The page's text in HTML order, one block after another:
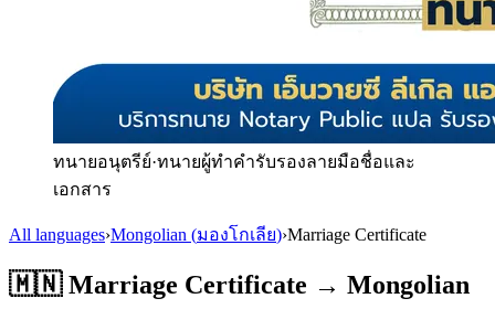
ทนายอนุตรีย์·ทนายผู้ทำคำรับรองลายมือชื่อและ
เอกสาร
All languages›Mongolian (มองโกเลีย)›Marriage Certificate
🇲🇳 Marriage Certificate → Mongolian